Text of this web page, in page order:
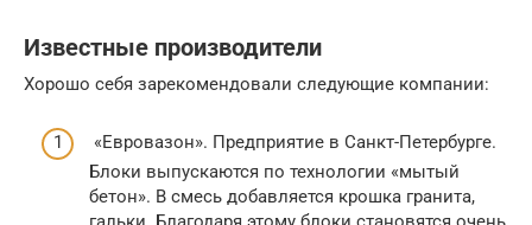
Известные производители
Хорошо себя зарекомендовали следующие компании:
«Евровазон». Предприятие в Санкт-Петербурге.
Блоки выпускаются по технологии «мытый
бетон». В смесь добавляется крошка гранита,